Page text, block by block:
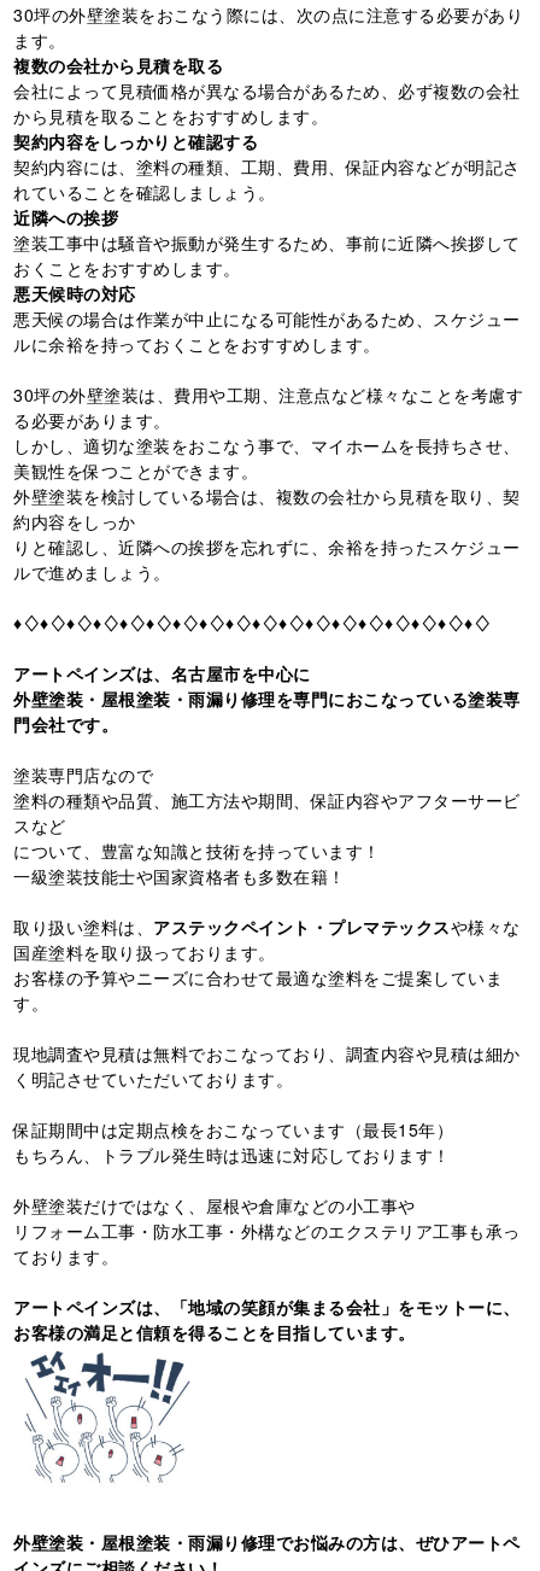
30坪の外壁塗装をおこなう際には、次の点に注意する必要があり
ます。
複数の会社から見積を取る
会社によって見積価格が異なる場合があるため、必ず複数の会社
から見積を取ることをおすすめします。
契約内容をしっかりと確認する
契約内容には、塗料の種類、工期、費用、保証内容などが明記さ
れていることを確認しましょう。
近隣への挨拶
塗装工事中は騒音や振動が発生するため、事前に近隣へ挨拶して
おくことをおすすめします。
悪天候時の対応
悪天候の場合は作業が中止になる可能性があるため、スケジュー
ルに余裕を持っておくことをおすすめします。
30坪の外壁塗装は、費用や工期、注意点など様々なことを考慮す
る必要があります。
しかし、適切な塗装をおこなう事で、マイホームを長持ちさせ、
美観性を保つことができます。
外壁塗装を検討している場合は、複数の会社から見積を取り、契
約内容をしっか
りと確認し、近隣への挨拶を忘れずに、余裕を持ったスケジュー
ルで進めましょう。
♦♢♦♢♦♢♦♢♦♢♦♢♦♢♦♢♦♢♦♢♦♢♦♢♦♢♦♢♦♢♦♢♦♢♦♢
アートペインズは、名古屋市を中心に
外壁塗装・屋根塗装・雨漏り修理を専門におこなっている塗装専
門会社です。
塗装専門店なので
塗料の種類や品質、施工方法や期間、保証内容やアフターサービ
スなど
について、豊富な知識と技術を持っています！
一級塗装技能士や国家資格者も多数在籍！
取り扱い塗料は、 アステックペイント・プレマテックスや様々な
国産塗料を取り扱っております。
お客様の予算やニーズに合わせて最適な塗料をご提案していま
す。
現地調査や見積は無料でおこなっており、調査内容や見積は細か
く明記させていただいております。
保証期間中は定期点検をおこなっています（最長15年）
もちろん、トラブル発生時は迅速に対応しております！
外壁塗装だけではなく、屋根や倉庫などの小工事や
リフォーム工事・防水工事・外構などのエクステリア工事も承っ
ております。
アートペインズは、「地域の笑顔が集まる会社」をモットーに、
お客様の満足と信頼を得ることを目指しています。
外壁塗装・屋根塗装・雨漏り修理でお悩みの方は、ぜひアートペ